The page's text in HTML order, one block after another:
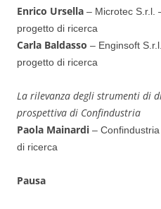
Enrico Ursella – Microtec S.r.l.
progetto di ricerca
Carla Baldasso – Enginsoft
progetto di ricerca
La rilevanza degli strumenti di
prospettiva di Confindustria
Paola Mainardi –
di ricerca
Pausa